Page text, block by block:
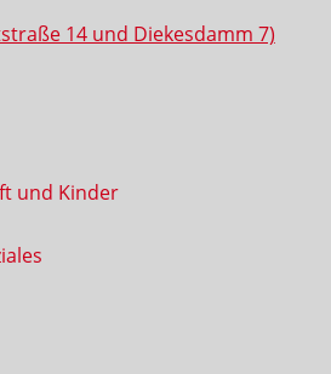
14 und Diekesdamm 7)
und Kinder